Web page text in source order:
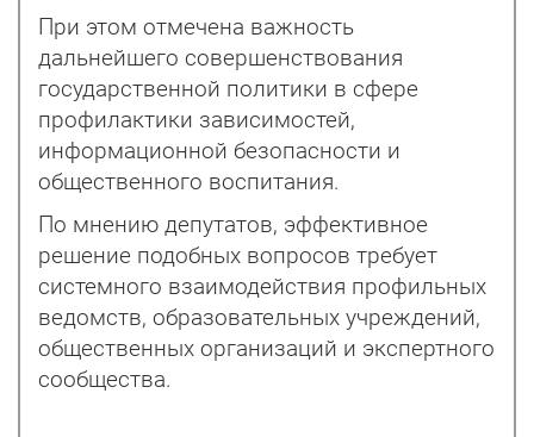
При этом отмечена важность
дальнейшего совершенствования
государственной политики в сфере
профилактики зависимостей,
информационной безопасности и
общественного воспитания.
По мнению депутатов, эффективное
решение подобных вопросов требует
системного взаимодействия профильных
ведомств, образовательных учреждений,
общественных организаций и экспертного
сообщества.